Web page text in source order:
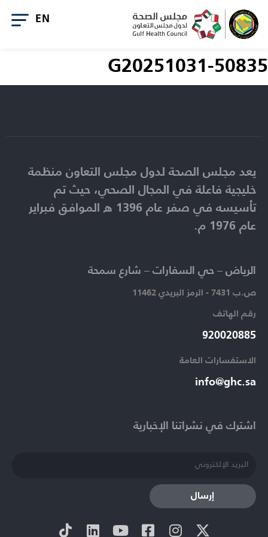
G20251031-50835
اشترك في نشراتنا الإخبارية​
إرسال
الرياض – حي السفارات – شارع سمحة​
ص.ب 7431 - الرمز البريدي 11462
رقم الهاتف​
920020885​
الاستفسارات العامة ​
info@ghc.sa​
يعد مجلس الصحة لدول مجلس التعاون منظمة
خليجية فاعلة في المجال الصحي، حيث تم
تأسيسه في صفر عام 1396 ه الموافق فبراير
عام 1976 م.